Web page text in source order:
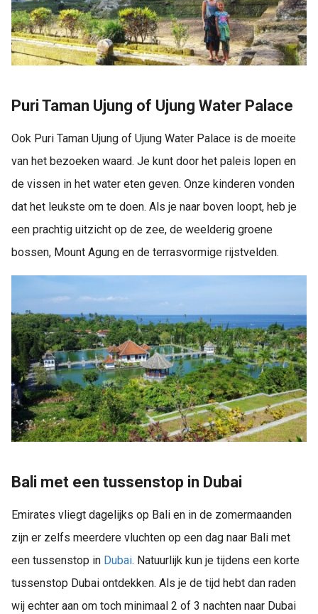
Puri Taman Ujung of Ujung Water Palace
Ook Puri Taman Ujung of Ujung Water Palace is de moeite
van het bezoeken waard. Je kunt door het paleis lopen en
de vissen in het water eten geven. Onze kinderen vonden
dat het leukste om te doen. Als je naar boven loopt, heb je
een prachtig uitzicht op de zee, de weelderig groene
bossen, Mount Agung en de terrasvormige rijstvelden.
Bali met een tussenstop in Dubai
Emirates vliegt dagelijks op Bali en in de zomermaanden
zijn er zelfs meerdere vluchten op een dag naar Bali met
een tussenstop in Dubai. Natuurlijk kun je tijdens een korte
tussenstop Dubai ontdekken. Als je de tijd hebt dan raden
wij echter aan om toch minimaal 2 of 3 nachten naar Dubai